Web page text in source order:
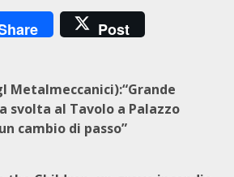
Post
Metalmeccanici):“Grande
svolta al Tavolo a Palazzo
cambio di passo”